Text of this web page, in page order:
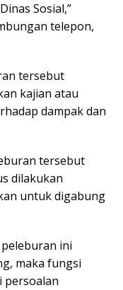
Sosial,”
telepon,
tersebut
kajian atau
dampak dan
tersebut
dilakukan
untuk digabung
ini
maka fungsi
persoalan